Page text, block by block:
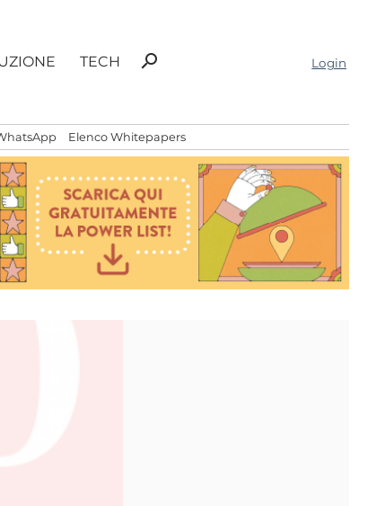
TECH
Ricerca
search Login
Elenco Whitepapers